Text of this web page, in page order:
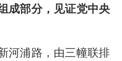
成部分，见证党中央
河浦路，由三幢联排